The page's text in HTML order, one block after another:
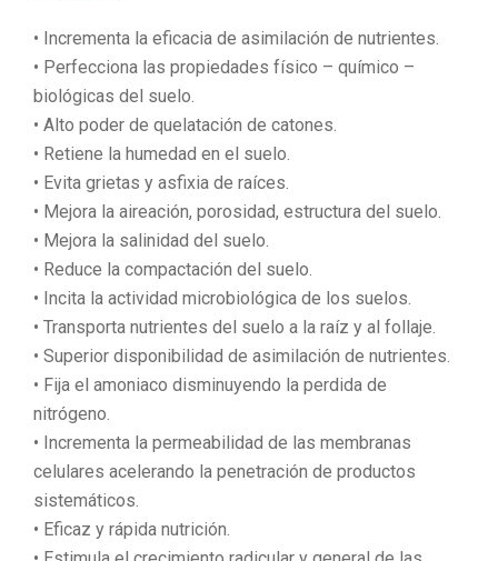
• Incrementa la eficacia de asimilación de nutrientes.
• Perfecciona las propiedades físico – químico –
biológicas del suelo.
• Alto poder de quelatación de catones.
• Retiene la humedad en el suelo.
• Evita grietas y asfixia de raíces.
• Mejora la aireación, porosidad, estructura del suelo.
• Mejora la salinidad del suelo.
• Reduce la compactación del suelo.
• Incita la actividad microbiológica de los suelos.
• Transporta nutrientes del suelo a la raíz y al follaje.
• Superior disponibilidad de asimilación de nutrientes.
• Fija el amoniaco disminuyendo la perdida de
nitrógeno.
• Incrementa la permeabilidad de las membranas
celulares acelerando la penetración de productos
sistemáticos.
• Eficaz y rápida nutrición.